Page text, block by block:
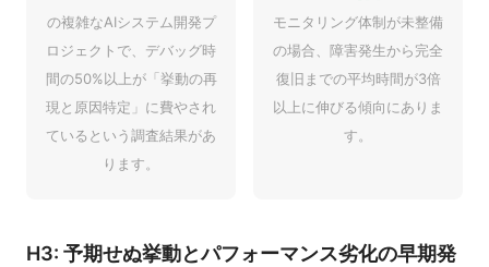
の複雑なAIシステム開発プ
ロジェクトで、デバッグ時
間の50%以上が「挙動の再
現と原因特定」に費やされ
ているという調査結果があ
ります。
モニタリング体制が未整備
の場合、障害発生から完全
復旧までの平均時間が3倍
以上に伸びる傾向にありま
す。
H3: 予期せぬ挙動とパフォーマンス劣化の早期発